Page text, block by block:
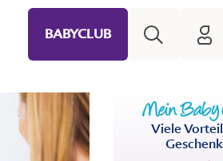
BABYCLUB
Viele